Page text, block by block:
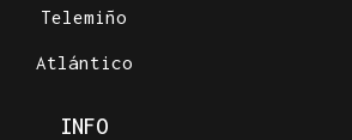
Telemiño
Atlántico
INFO